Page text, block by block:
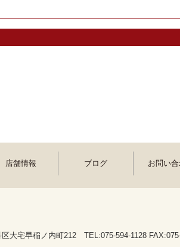
店舗情報 ブログ お問い
大宅早稲ノ内町212 TEL:075-594-1128